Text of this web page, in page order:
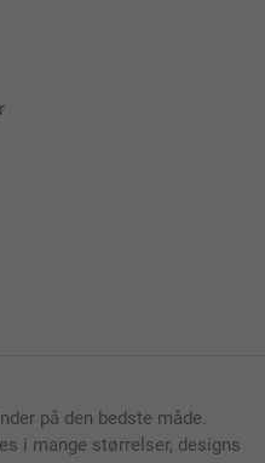
på den bedste måde.
i mange størrelser, designs